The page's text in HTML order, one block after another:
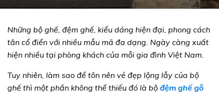
Những bộ ghế, đệm ghế, kiểu dáng hiện đại, phong cách
tân cổ điển với nhiều mẫu mã đa dạng. Ngày càng xuất
hiện nhiều tại phòng khách của mỗi gia đình Việt Nam.
Tuy nhiên, làm sao để tôn nên vẻ đẹp lộng lẫy của bộ
ghế thì một phần không thể thiếu đó là bộ đệm ghế gỗ